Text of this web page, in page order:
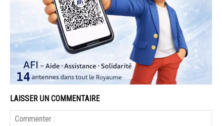
LAISSER UN COMMENTAIRE